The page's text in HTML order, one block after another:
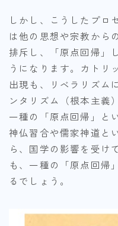
しかし、こうしたプロ
は他の思想や宗教から
排斥し、「原点回帰」
うになります。カトリ
出現も、リベラリズム
ンタリズム（根本主義
一種の「原点回帰」と
神仏習合や儒家神道と
ら、国学の影響を受け
も、一種の「原点回帰
るでしょう。